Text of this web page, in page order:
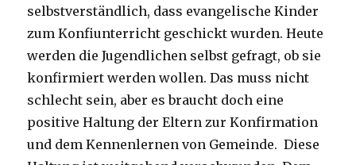
selbstverständlich, dass evangelische Kinder
zum Konfiunterricht geschickt wurden. Heute
werden die Jugendlichen selbst gefragt, ob sie
konfirmiert werden wollen. Das muss nicht
schlecht sein, aber es braucht doch eine
positive Haltung der Eltern zur Konfirmation
und dem Kennenlernen von Gemeinde. Diese